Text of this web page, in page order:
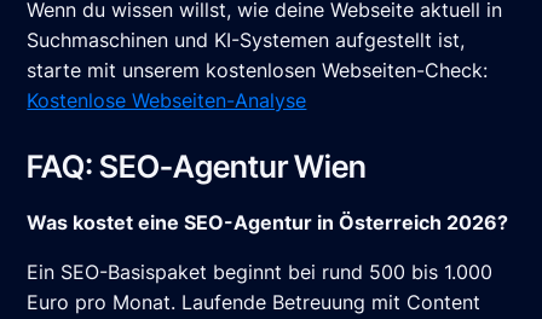
Wenn du wissen willst, wie deine Webseite aktuell in
Suchmaschinen und KI-Systemen aufgestellt ist,
starte mit unserem kostenlosen Webseiten-Check:
Kostenlose Webseiten-Analyse
FAQ: SEO-Agentur Wien
Was kostet eine SEO-Agentur in Österreich 2026?
Ein SEO-Basispaket beginnt bei rund 500 bis 1.000
Euro pro Monat. Laufende Betreuung mit Content